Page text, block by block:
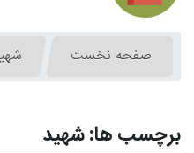
صفحه نخست شهید
برچسب ها: شهید